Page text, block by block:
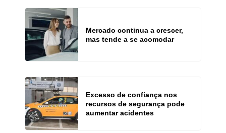
Mercado continua a crescer,
mas tende a se acomodar
Excesso de confiança nos
recursos de segurança pode
aumentar acidentes